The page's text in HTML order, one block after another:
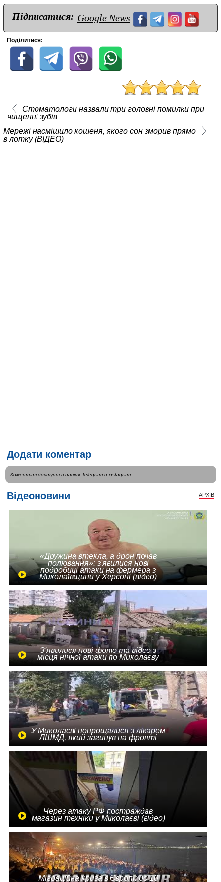
Підписатися: Google News
Поділитися:
Стоматологи назвали три головні помилки при
чищенні зубів
Мережі насмішило кошеня, якого сон зморив прямо
в лотку (ВІДЕО)
Додати коментар
Коментарі доступні в наших Telegramи instagram.
Відеоновини АРХІВ
«Дружина втекла, а дрон почав
полювання»: з'явилися нові
подробиці атаки на фермера з
Миколаївщини у Херсоні (відео)
З'явилися нові фото та відео з
місця нічної атаки по Миколаєву
У Миколаєві попрощалися з лікарем
ЛШМД, який загинув на фронті
Через атаку РФ постраждав
магазин техніки у Миколаєві (відео)
Міграційна криза в Європі: до 10